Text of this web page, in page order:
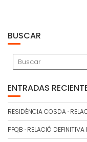
BUSCAR
ENTRADAS
RESIDÈNCIA COSDA ·
PFQB · RELACIÓ